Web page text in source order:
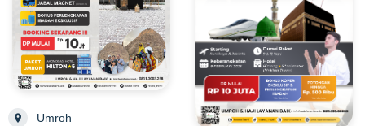
Umroh